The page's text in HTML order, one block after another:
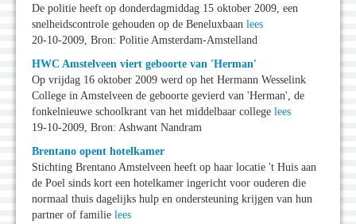
De politie heeft op donderdagmiddag 15 oktober 2009, een
snelheidscontrole gehouden op de Beneluxbaan lees
20-10-2009, Bron: Politie Amsterdam-Amstelland
HWC Amstelveen viert geboorte van 'Herman'
Op vrijdag 16 oktober 2009 werd op het Hermann Wesselink
College in Amstelveen de geboorte gevierd van 'Herman', de
fonkelnieuwe schoolkrant van het middelbaar college lees
19-10-2009, Bron: Ashwant Nandram
Brentano opent hotelkamer
Stichting Brentano Amstelveen heeft op haar locatie 't Huis aan
de Poel sinds kort een hotelkamer ingericht voor ouderen die
normaal thuis dagelijks hulp en ondersteuning krijgen van hun
partner of familie lees